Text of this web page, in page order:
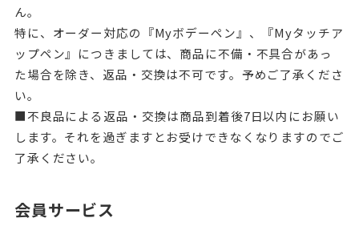
ん。
特に、オーダー対応の『Myボデーペン』、『Myタッチア
ップペン』につきましては、商品に不備・不具合があっ
た場合を除き、返品・交換は不可です。予めご了承くださ
い。
■不良品による返品・交換は商品到着後7日以内にお願い
します。それを過ぎますとお受けできなくなりますのでご
了承ください。
会員サービス